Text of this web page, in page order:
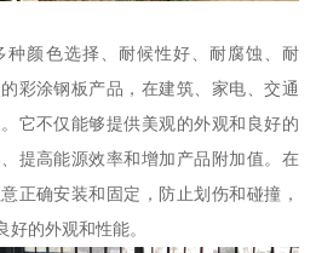
种颜色选择、耐候性好、耐腐蚀、耐
彩涂钢板产品，在建筑、家电、交通
它不仅能够提供美观的外观和良好的
提高能源效率和增加产品附加值。在
正确安装和固定，防止划伤和碰撞，
的外观和性能。